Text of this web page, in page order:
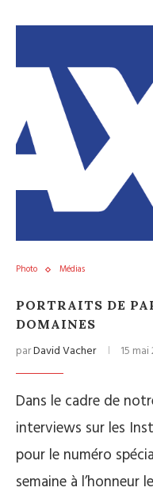
Photo Médias
PORTRAITS DE
DOMAINES
parDavid Vacher 15 mai
Dans le cadre de
interviews sur les
pour le numéro
semaine à